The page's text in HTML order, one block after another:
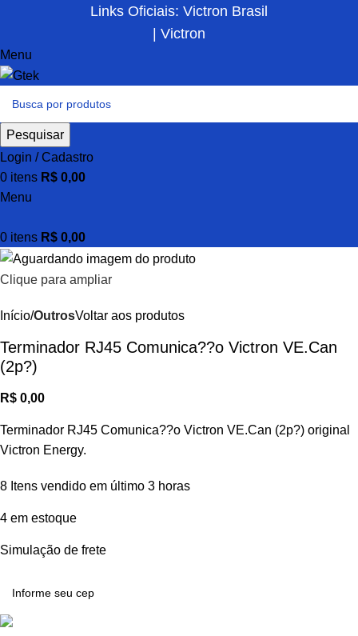
Links Oficiais: Victron Brasil
| Victron
Menu
Pesquisar
Login / Cadastro
0 itens R$ 0,00
Menu
0 itens R$ 0,00
Clique para ampliar
Início OutrosVoltar aos produtos
Terminador RJ45 Comunica??o Victron VE.Can
(2p?)
R$ 0,00
Terminador RJ45 Comunica??o Victron VE.Can (2p?) original
Victron Energy.
8 Itens vendido em último 3 horas
4 em estoque
Simulação de frete